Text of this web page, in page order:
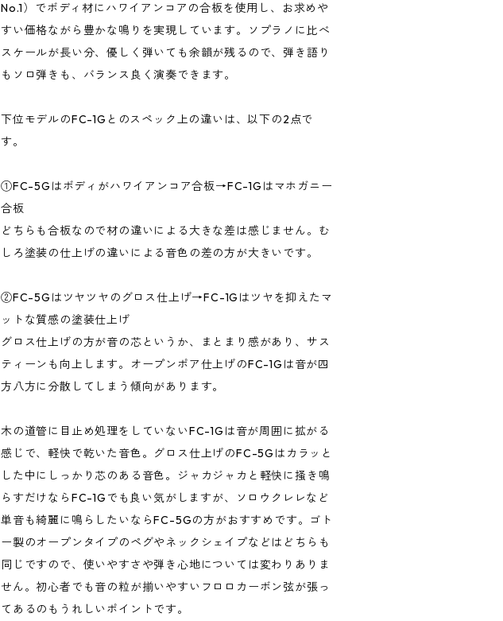
No.1）でボディ材にハワイアンコアの合板を使用し、お求めや
すい価格ながら豊かな鳴りを実現しています。ソプラノに比べ
スケールが長い分、優しく弾いても余韻が残るので、弾き語り
もソロ弾きも、バランス良く演奏できます。
下位モデルのFC-1Gとのスペック上の違いは、以下の2点で
す。
①FC-5Gはボディがハワイアンコア合板→FC-1Gはマホガニー
合板
どちらも合板なので材の違いによる大きな差は感じません。む
しろ塗装の仕上げの違いによる音色の差の方が大きいです。
②FC-5Gはツヤツヤのグロス仕上げ→FC-1Gはツヤを抑えたマ
ットな質感の塗装仕上げ
グロス仕上げの方が音の芯というか、まとまり感があり、サス
ティーンも向上します。オープンポア仕上げのFC-1Gは音が四
方八方に分散してしまう傾向があります。
木の道管に目止め処理をしていないFC-1Gは音が周囲に拡がる
感じで、軽快で乾いた音色。グロス仕上げのFC-5Gはカラッと
した中にしっかり芯のある音色。ジャカジャカと軽快に掻き鳴
らすだけならFC-1Gでも良い気がしますが、ソロウクレレなど
単音も綺麗に鳴らしたいならFC-5Gの方がおすすめです。ゴト
ー製のオープンタイプのペグやネックシェイプなどはどちらも
同じですので、使いやすさや弾き心地については変わりありま
せん。初心者でも音の粒が揃いやすいフロロカーボン弦が張っ
てあるのもうれしいポイントです。